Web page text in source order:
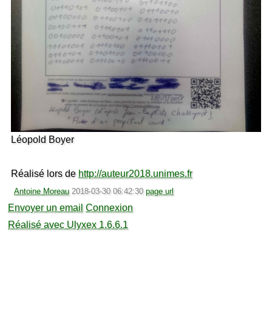
Léopold Boyer
Réalisé lors de http://auteur2018.unimes.fr
Antoine Moreau 2018-03-30 06:42:30 page url
Envoyer un email Connexion
Réalisé avec Ulyxex 1.6.6.1